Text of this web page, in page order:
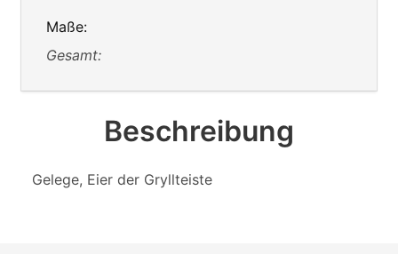
Maße:
Gesamt:
Beschreibung
Gelege, Eier der Gryllteiste